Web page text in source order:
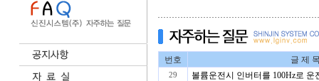
번호 글 제
29 볼륨운전시 인버터를 100Hz로 운